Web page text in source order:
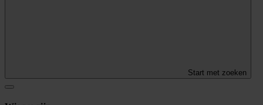
Start met zoeken